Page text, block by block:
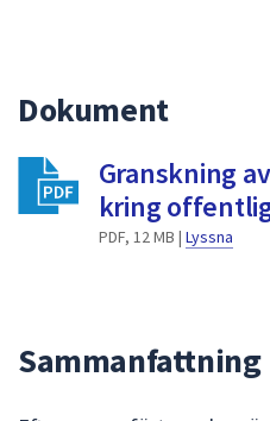
Dokument
Granskning
kring
PDF, 12 MB | Lyssna
Sammanfattning